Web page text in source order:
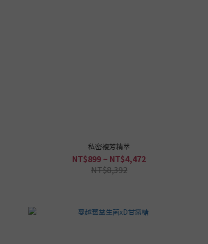
私密複芳精萃
NT$899 ~ NT$4,472
NT$8,392